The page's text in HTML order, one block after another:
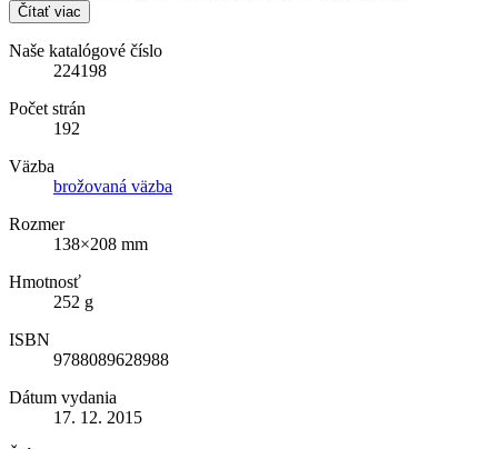
Čítať viac
Naše katalógové číslo
224198
Počet strán
192
Väzba
brožovaná väzba
Rozmer
138×208 mm
Hmotnosť
252 g
ISBN
9788089628988
Dátum vydania
17. 12. 2015